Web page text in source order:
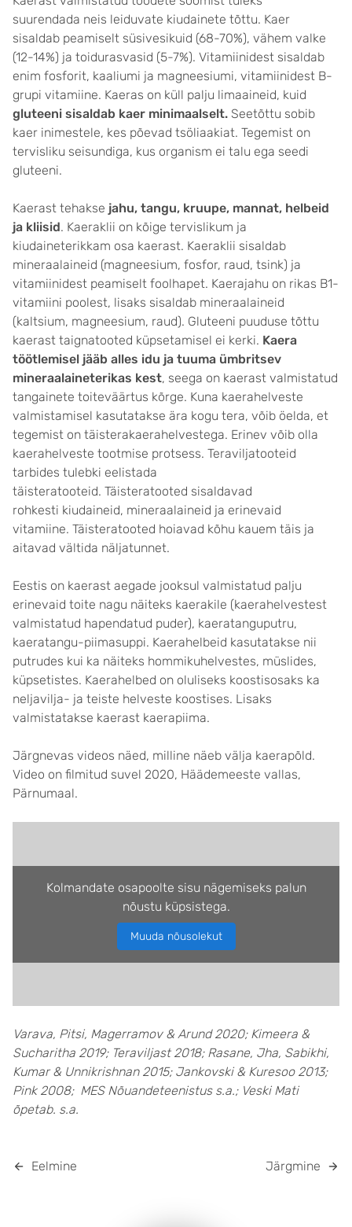
suurendada neis leiduvate kiudainete tõttu. Kaer
sisaldab peamiselt süsivesikuid (68-70%), vähem valke
(12-14%) ja toidurasvasid (5-7%). Vitamiinidest sisaldab
enim fosforit, kaaliumi ja magneesiumi, vitamiinidest B-
grupi vitamiine. Kaeras on küll palju limaaineid, kuid
gluteeni sisaldab kaer minimaalselt. Seetõttu sobib
kaer inimestele, kes põevad tsöliaakiat. Tegemist on
tervisliku seisundiga, kus organism ei talu ega seedi
gluteeni.
Kaerast tehakse jahu, tangu, kruupe, mannat, helbeid
ja kliisid. Kaeraklii on kõige tervislikum ja
kiudaineterikkam osa kaerast. Kaeraklii sisaldab
mineraalaineid (magneesium, fosfor, raud, tsink) ja
vitamiinidest peamiselt foolhapet. Kaerajahu on rikas B1-
vitamiini poolest, lisaks sisaldab mineraalaineid
(kaltsium, magneesium, raud). Gluteeni puuduse tõttu
kaerast taignatooted küpsetamisel ei kerki. Kaera
töötlemisel jääb alles idu ja tuuma ümbritsev
mineraalaineterikas kest, seega on kaerast valmistatud
tangainete toiteväärtus kõrge. Kuna kaerahelveste
valmistamisel kasutatakse ära kogu tera, võib öelda, et
tegemist on täisterakaerahelvestega. Erinev võib olla
kaerahelveste tootmise protsess. Teraviljatooteid
tarbides tulebki eelistada
täisteratooteid. Täisteratooted sisaldavad
rohkesti kiudaineid, mineraalaineid ja erinevaid
vitamiine. Täisteratooted hoiavad kõhu kauem täis ja
aitavad vältida näljatunnet.
Eestis on kaerast aegade jooksul valmistatud palju
erinevaid toite nagu näiteks kaerakile (kaerahelvestest
valmistatud hapendatud puder), kaeratanguputru,
kaeratangu-piimasuppi. Kaerahelbeid kasutatakse nii
putrudes kui ka näiteks hommikuhelvestes, müslides,
küpsetistes. Kaerahelbed on oluliseks koostisosaks ka
neljavilja- ja teiste helveste koostises. Lisaks
valmistatakse kaerast kaerapiima.
Järgnevas videos näed, milline näeb välja kaerapõld.
Video on filmitud suvel 2020, Häädemeeste vallas,
Pärnumaal.
Kolmandate osapoolte sisu nägemiseks palun
nõustu küpsistega.
Muuda nõusolekut
Varava, Pitsi, Magerramov & Arund 2020; Kimeera &
Sucharitha 2019; Teraviljast 2018; Rasane, Jha, Sabikhi,
Kumar & Unnikrishnan 2015; Jankovski & Kuresoo 2013;
Pink 2008; MES Nõuandeteenistus s.a.; Veski Mati
õpetab. s.a.
Eelmine Järgmine